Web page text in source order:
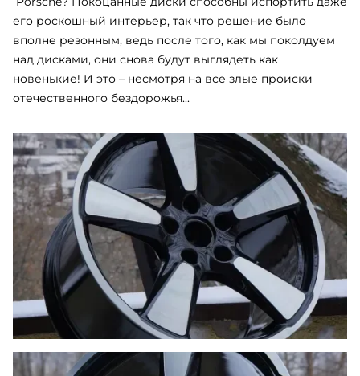
его роскошный интерьер, так что решение было
вполне резонным, ведь после того, как мы поколдуем
над дисками, они снова будут выглядеть как
новенькие! И это – несмотря на все злые происки
отечественного бездорожья...